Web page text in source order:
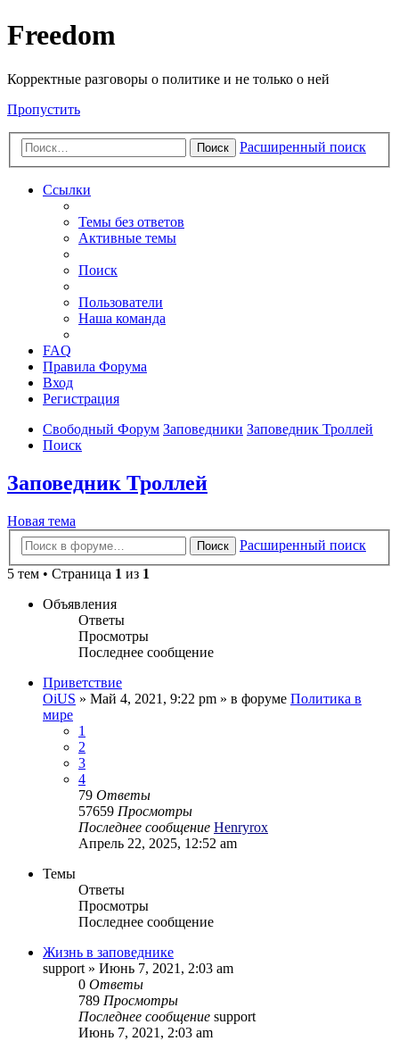
Freedom
Корректные разговоры о политике и не только о ней
Пропустить
Поиск Расширенный поиск
Ссылки
Темы без ответов
Активные темы
Поиск
Пользователи
Наша команда
FAQ
Правила Форума
Вход
Регистрация
Свободный Форум Заповедники Заповедник Троллей
Поиск
Заповедник Троллей
Новая тема
Поиск
Расширенный поиск
5 тем • Страница 1 из 1
Объявления
Ответы
Просмотры
Последнее сообщение
Приветствие
OiUS » Май 4, 2021, 9:22 pm » в форуме Политика в
мире
1
2
3
4
79 Ответы
57659 Просмотры
Последнее сообщение Henryrox
Апрель 22, 2025, 12:52 am
Темы
Ответы
Просмотры
Последнее сообщение
Жизнь в заповеднике
support » Июнь 7, 2021, 2:03 am
0 Ответы
789 Просмотры
Последнее сообщение support
Июнь 7, 2021, 2:03 am